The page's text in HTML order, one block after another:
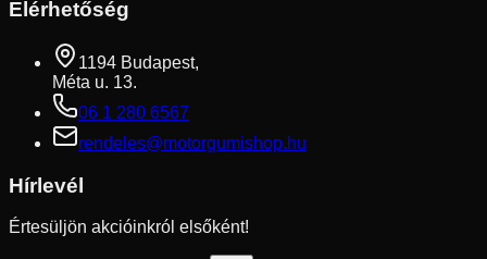
Elérhetőség
1194 Budapest,
Méta u. 13.
06 1 280 6567
rendeles@motorgumishop.hu
Hírlevél
Értesüljön akcióinkról elsőként!